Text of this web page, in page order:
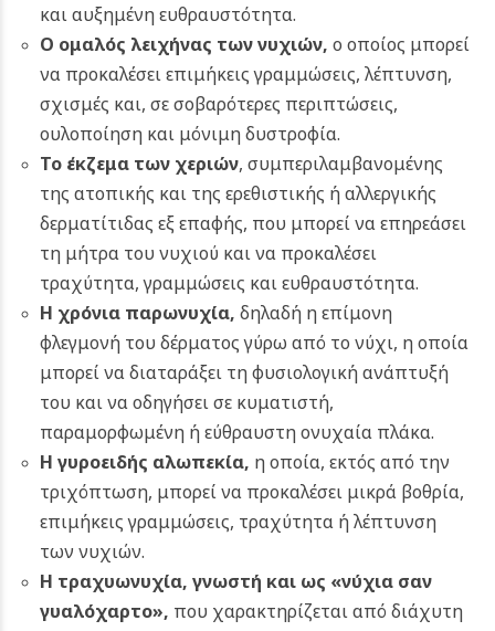
και αυξημένη ευθραυστότητα.
Ο ομαλός λειχήνας των νυχιών, ο οποίος μπορεί
να προκαλέσει επιμήκεις γραμμώσεις, λέπτυνση,
σχισμές και, σε σοβαρότερες περιπτώσεις,
ουλοποίηση και μόνιμη δυστροφία.
Το έκζεμα των χεριών, συμπεριλαμβανομένης
της ατοπικής και της ερεθιστικής ή αλλεργικής
δερματίτιδας εξ επαφής, που μπορεί να επηρεάσει
τη μήτρα του νυχιού και να προκαλέσει
τραχύτητα, γραμμώσεις και ευθραυστότητα.
Η χρόνια παρωνυχία, δηλαδή η επίμονη
φλεγμονή του δέρματος γύρω από το νύχι, η οποία
μπορεί να διαταράξει τη φυσιολογική ανάπτυξή
του και να οδηγήσει σε κυματιστή,
παραμορφωμένη ή εύθραυστη ονυχαία πλάκα.
Η γυροειδής αλωπεκία, η οποία, εκτός από την
τριχόπτωση, μπορεί να προκαλέσει μικρά βοθρία,
επιμήκεις γραμμώσεις, τραχύτητα ή λέπτυνση
των νυχιών.
Η τραχυωνυχία, γνωστή και ως «νύχια σαν
γυαλόχαρτο», που χαρακτηρίζεται από διάχυτη